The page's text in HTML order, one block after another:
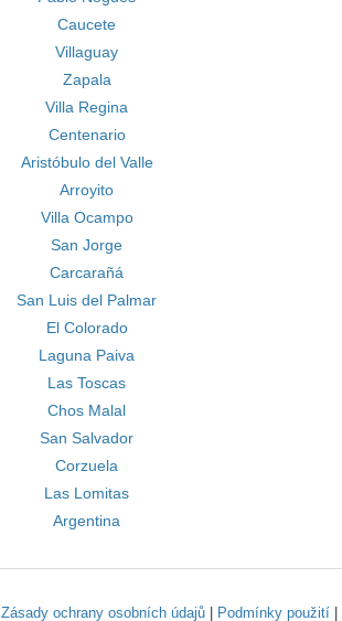
Caucete
Villaguay
Zapala
Villa Regina
Centenario
Aristóbulo del Valle
Arroyito
Villa Ocampo
San Jorge
Carcarañá
San Luis del Palmar
El Colorado
Laguna Paiva
Las Toscas
Chos Malal
San Salvador
Corzuela
Las Lomitas
Argentina
Zásady ochrany osobních údajů| Podmínky použití|